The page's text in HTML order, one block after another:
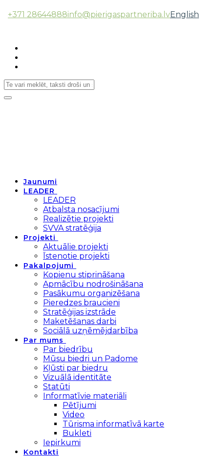
+371 28644888info@pierigaspartneriba.lvEnglish
Toggle
Jaunumi
LEADER
LEADER
Atbalsta nosacījumi
Realizētie projekti
SVVA stratēģija
Projekti
Aktuālie projekti
Īstenotie projekti
Pakalpojumi
Kopienu stiprināšana
Apmācību nodrošināšana
Pasākumu organizēšana
Pieredzes braucieni
Stratēģijas izstrāde
Maketēšanas darbi
Sociālā uzņēmējdarbība
Par mums
Par biedrību
Mūsu biedri un Padome
Kļūsti par biedru
Vizuālā identitāte
Statūti
Informatīvie materiāli
Pētījumi
Video
Tūrisma informatīvā karte
Bukleti
Iepirkumi
Kontakti